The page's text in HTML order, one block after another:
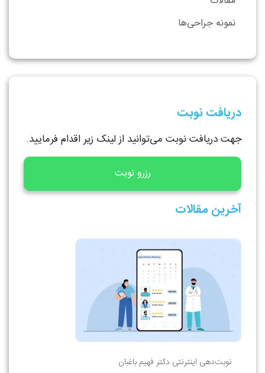
نمونه جراحی‌ها
دریافت نوبت
جهت دریافت نوبت می‌توانید از لینک زیر اقدام فرمایید.
رزرو نوبت
آخرین مقالات
نوبت‌دهی اینترنتی دکتر فهیم باغبان